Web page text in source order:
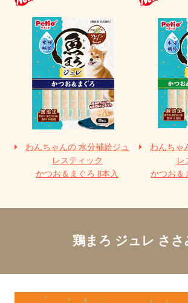
わんちゃんの 水分補給ジュ
レスティック
かつお＆まぐろ 8本入
わんちゃ
レ
かつお＆
鶏まろ ジュレ ささ